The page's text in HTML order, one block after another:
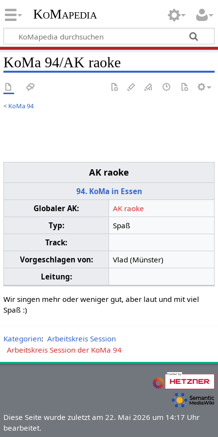
KoMapedia
KoMa 94/AK raoke
< KoMa 94
AK raoke
94. KoMa in Essen
Globaler AK:
AK raoke
Typ:
Spaß
Track:
Vorgeschlagen von:
Vlad (Münster)
Leitung:
Wir singen mehr oder weniger gut, aber laut und mit viel
Spaß :)
Kategorien: Arbeitskreis Session
Arbeitskreis Session der KoMa 94
Diese Seite wurde zuletzt am 22. Mai 2026 um 14:17 Uhr
bearbeitet.